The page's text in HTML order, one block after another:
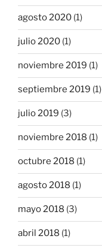
agosto 2020 (1)
julio 2020 (1)
noviembre 2019 (1)
septiembre 2019 (1)
julio 2019 (3)
noviembre 2018 (1)
octubre 2018 (1)
agosto 2018 (1)
mayo 2018 (3)
abril 2018 (1)